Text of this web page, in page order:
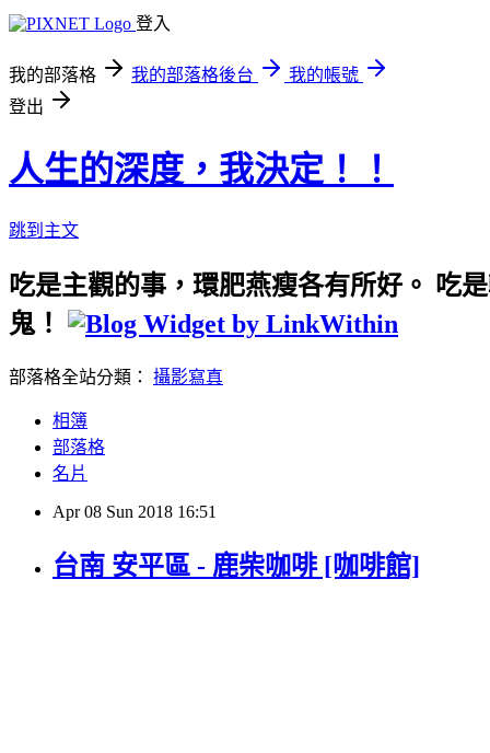
登入
我的部落格 我的部落格後台
我的帳號
登出
人生的深度，我決定！！
跳到主文
吃是主觀的事，環肥燕瘦各有所好。 吃
鬼！
部落格全站分類： 攝影寫真
相簿
部落格
名片
Apr 08 Sun 2018 16:51
台南 安平區 - 鹿柴咖啡 [咖啡館]